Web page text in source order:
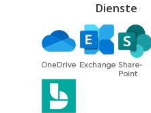
Dienste